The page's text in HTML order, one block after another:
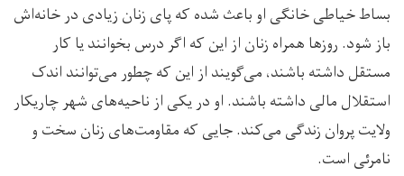
بساط خیاطی خانگی او باعث شده که پای زنان زیادی در خانه‌اش
باز شود. روزها همراه زنان از این که اگر درس بخوانند یا کار
مستقل داشته باشند، می‌گویند از این که چطور می‌توانند اندک
استقلال مالی داشته باشند. او در یکی از ناحیه‌های شهر چاریکار
ولایت پروان زندگی می‌کند. جایی که مقاومت‌های زنان سخت‌ و
نامرئی است.